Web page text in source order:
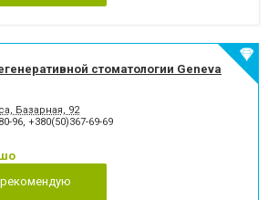
стоматологии Geneva
Базарная, 92
96, +380(50)367-69-69